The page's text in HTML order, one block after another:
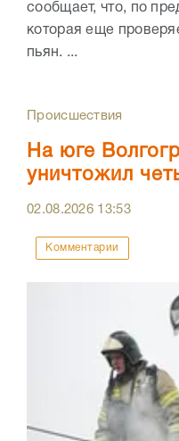
сообщает, что, по
которая еще
пьян. ...
Происшествия
На юге
уничтожил
02.08.2026 13:53
Комментарии